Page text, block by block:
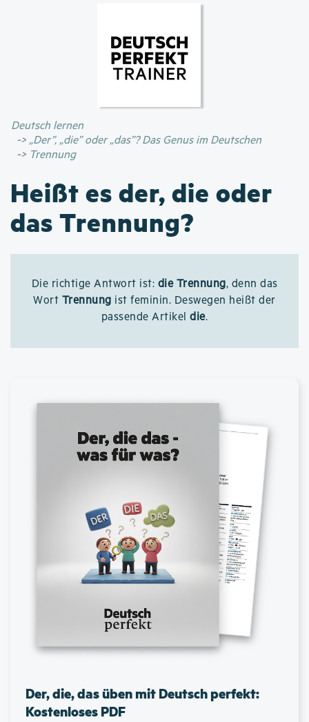
Inhalt
Deutsch lernen
„Der”, „die” oder „das”? Das Genus im Deutschen
Trennung
Heißt es der, die oder
das Trennung?
Die richtige Antwort ist: die Trennung, denn das
Wort Trennung ist feminin. Deswegen heißt der
passende Artikeldie.
Der, die, das üben mit Deutsch perfekt:
Kostenloses PDF